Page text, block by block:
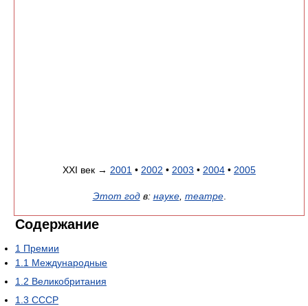
XXI век → 2001 • 2002 • 2003 • 2004 • 2005
Этот годв: науке, театре.
Содержание
1 Премии
1.1 Международные
1.2 Великобритания
1.3 СССР